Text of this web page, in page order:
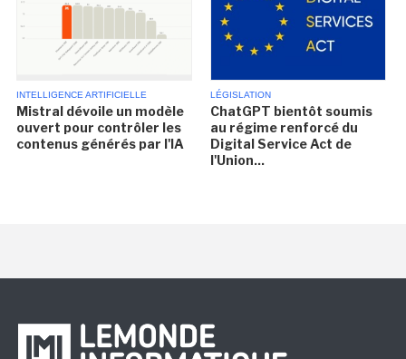
INTELLIGENCE ARTIFICIELLE
Mistral dévoile un modèle
ouvert pour contrôler les
contenus générés par l'IA
LÉGISLATION
ChatGPT bientôt soumis
au régime renforcé du
Digital Service Act de
l'Union...